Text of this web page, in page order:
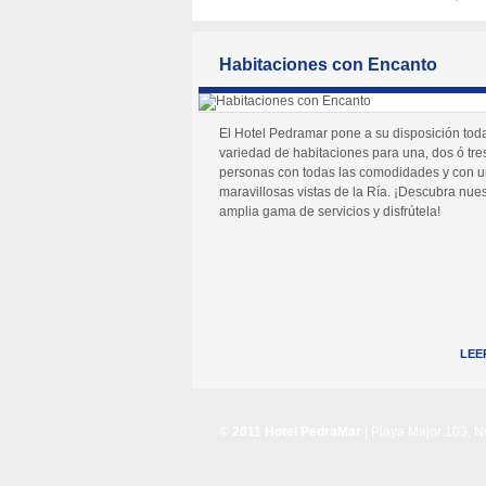
Habitaciones con Encanto
El Hotel Pedramar pone a su disposición
variedad de habitaciones para una, dos ó
personas con todas las comodidades y con
maravillosas vistas de la Ría. ¡Descubra
amplia gama de servicios y disfrútela!